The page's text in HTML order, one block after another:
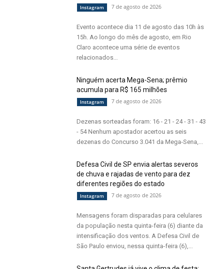
Instagram 7 de agosto de 2026
Evento acontece dia 11 de agosto das 10h às
15h. Ao longo do mês de agosto, em Rio
Claro acontece uma série de eventos
relacionados...
Ninguém acerta Mega-Sena; prêmio
acumula para R$ 165 milhões
Instagram 7 de agosto de 2026
Dezenas sorteadas foram: 16 - 21 - 24 - 31 - 43
- 54 Nenhum apostador acertou as seis
dezenas do Concurso 3.041 da Mega-Sena,...
Defesa Civil de SP envia alertas severos
de chuva e rajadas de vento para dez
diferentes regiões do estado
Instagram 7 de agosto de 2026
Mensagens foram disparadas para celulares
da população nesta quinta-feira (6) diante da
intensificação dos ventos. A Defesa Civil de
São Paulo enviou, nessa quinta-feira (6),...